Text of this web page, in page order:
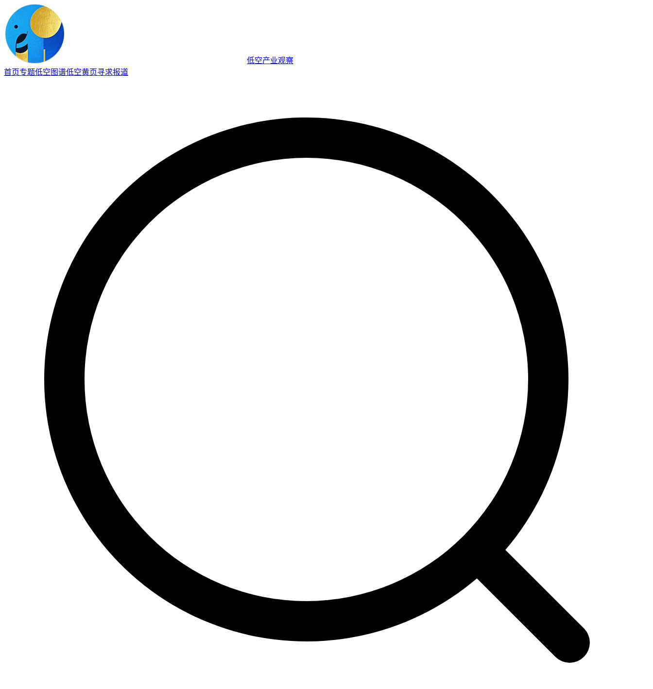
低空产业观察
首页专题低空图谱低空黄页寻求报道